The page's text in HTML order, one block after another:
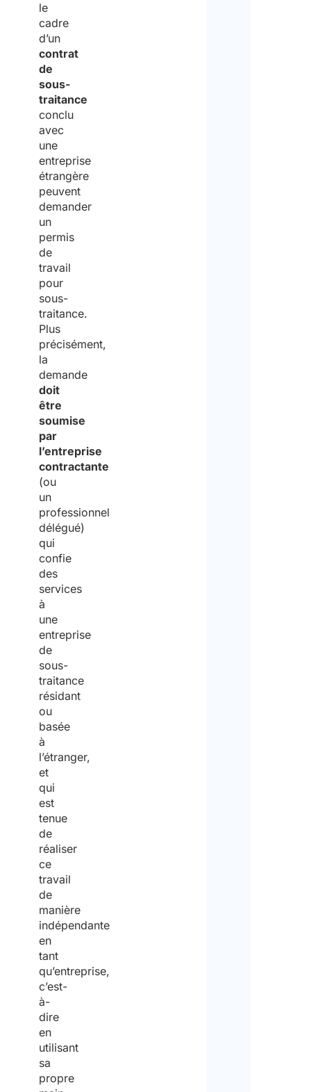
le
cadre
d’un
contrat
de
sous-
traitance
conclu
avec
une
entreprise
étrangère
peuvent
demander
un
permis
de
travail
pour
sous-
traitance.
Plus
précisément,
la
demande
doit
être
soumise
par
l’entreprise
contractante
(ou
un
professionnel
délégué)
qui
confie
des
services
à
une
entreprise
de
sous-
traitance
résidant
ou
basée
à
l’étranger,
et
qui
est
tenue
de
réaliser
ce
travail
de
manière
indépendante
en
tant
qu’entreprise,
c’est-
à-
dire
en
utilisant
sa
propre